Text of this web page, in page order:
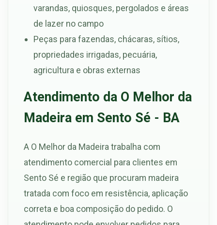
varandas, quiosques, pergolados e áreas
de lazer no campo
Peças para fazendas, chácaras, sítios,
propriedades irrigadas, pecuária,
agricultura e obras externas
Atendimento da O Melhor da
Madeira em Sento Sé - BA
A O Melhor da Madeira trabalha com
atendimento comercial para clientes em
Sento Sé e região que procuram madeira
tratada com foco em resistência, aplicação
correta e boa composição do pedido. O